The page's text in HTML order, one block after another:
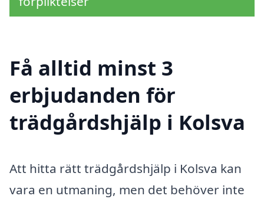
Få alltid minst 3
erbjudanden för
trädgårdshjälp i Kolsva
Att hitta rätt trädgårdshjälp i Kolsva kan
vara en utmaning, men det behöver inte